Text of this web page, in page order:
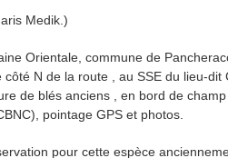
Medik.)
Orientale, commune de
côté N de la route , au SSE du lieu-
de blés anciens , en bord de
pointage GPS et photos.
pour cette espèce